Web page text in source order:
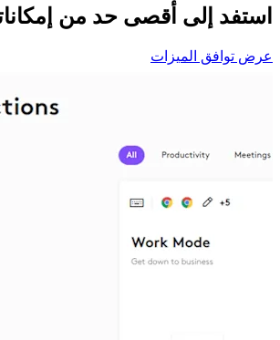
استفد إلى أقصى حد من
عرض توافق الميزات